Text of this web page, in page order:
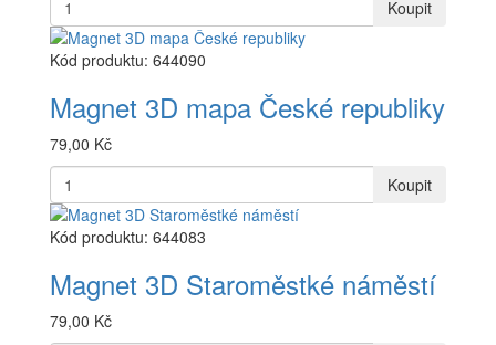
Koupit
Kód produktu: 644090
Magnet 3D mapa České republiky
79,00 Kč
Koupit
Kód produktu: 644083
Magnet 3D Staroměstké náměstí
79,00 Kč